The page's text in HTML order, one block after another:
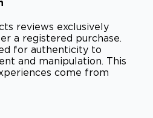
reviews exclusively
a registered purchase.
for authenticity to
and manipulation. This
come from